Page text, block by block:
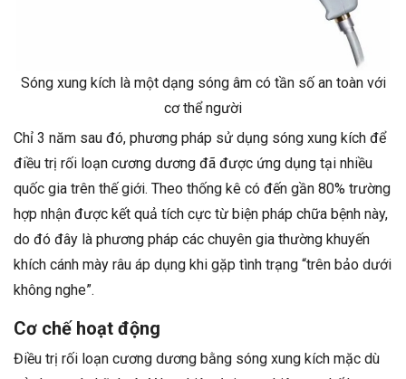
Sóng xung kích là một dạng sóng âm có tần số an toàn với
cơ thể người
Chỉ 3 năm sau đó, phương pháp sử dụng sóng xung kích để
điều trị rối loạn cương dương đã được ứng dụng tại nhiều
quốc gia trên thế giới. Theo thống kê có đến gần 80% trường
hợp nhận được kết quả tích cực từ biện pháp chữa bệnh này,
do đó đây là phương pháp các chuyên gia thường khuyến
khích cánh mày râu áp dụng khi gặp tình trạng “trên bảo dưới
không nghe”.
Cơ chế hoạt động
Điều trị rối loạn cương dương bằng sóng xung kích mặc dù